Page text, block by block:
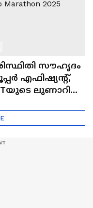
സൗഹൃദം
എഫിഷ്യന്റ്,
ലുണാറിസ്
Marathon 2025